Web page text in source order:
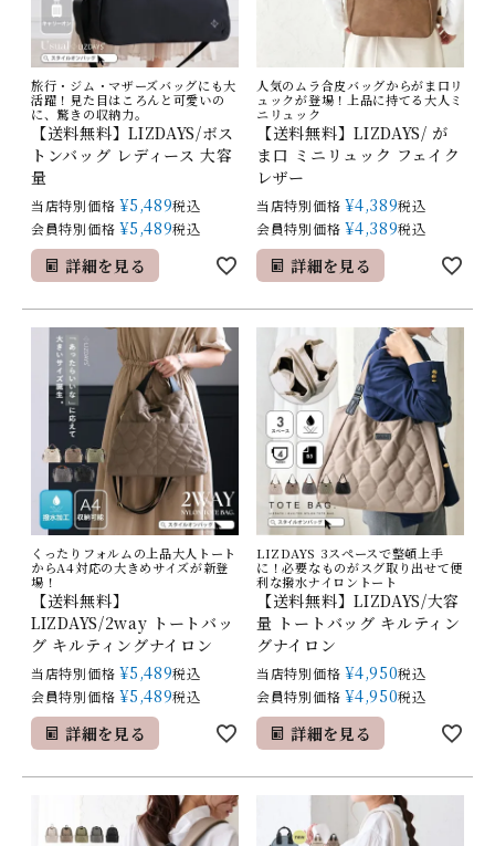
旅行・ジム・マザーズバッグにも大
活躍！見た目はころんと可愛いの
に、驚きの収納力。
【送料無料】LIZDAYS/ボス
トンバッグ レディース 大容
量
当店特別価格 ¥5,489税込
会員特別価格 ¥5,489税込
詳細を見る
人気のムラ合皮バッグからがま口リ
ュックが登場！上品に持てる大人ミ
ニリュック
【送料無料】LIZDAYS/ が
ま口 ミニリュック フェイク
レザー
当店特別価格 ¥4,389税込
会員特別価格 ¥4,389税込
詳細を見る
くったりフォルムの上品大人トート
からA4対応の大きめサイズが新登
場！
【送料無料】
LIZDAYS/2way トートバッ
グ キルティングナイロン
当店特別価格 ¥5,489税込
会員特別価格 ¥5,489税込
詳細を見る
LIZDAYS 3スペースで整頓上手
に！必要なものがスグ取り出せて便
利な撥水ナイロントート
【送料無料】LIZDAYS/大容
量 トートバッグ キルティン
グナイロン
当店特別価格 ¥4,950税込
会員特別価格 ¥4,950税込
詳細を見る